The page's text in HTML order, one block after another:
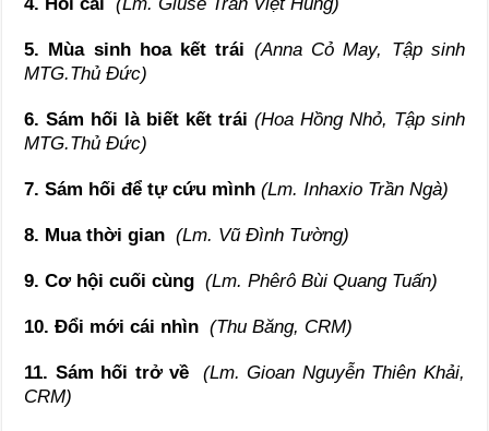
5. Mùa sinh hoa kết trái (Anna Cỏ May, Tập sinh
MTG.Thủ Đức)
6. Sám hối là biết kết trái (Hoa Hồng Nhỏ, Tập sinh
MTG.Thủ Đức)
7. Sám hối để tự cứu mình(Lm. Inhaxio Trần Ngà)
8. Mua thời gian(Lm. Vũ Đình Tường)
9. Cơ hội cuối cùng(Lm. Phêrô Bùi Quang Tuấn)
10. Đổi mới cái nhìn(Thu Băng, CRM)
11. Sám hối trở về (Lm. Gioan Nguyễn Thiên Khải,
CRM)